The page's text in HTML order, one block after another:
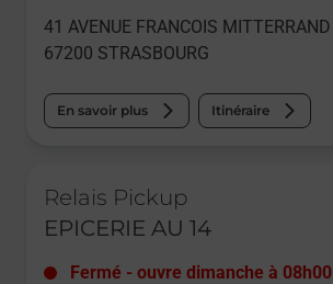
41 AVENUE FRANCOIS MITTERRAND
67200 STRASBOURG
En savoir plus Itinéraire
Relais Pickup
EPICERIE AU 14
Fermé - ouvre dimanche à 08h00